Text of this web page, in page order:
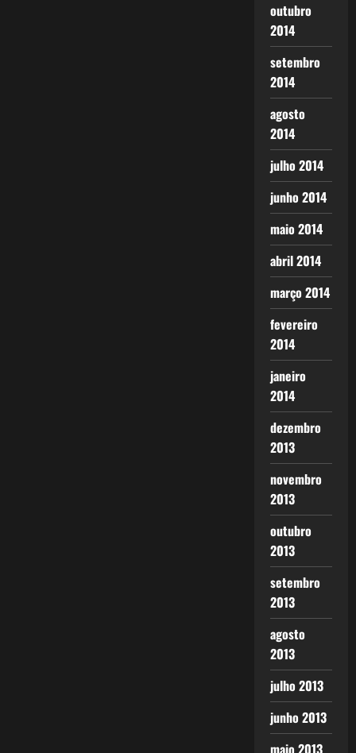
outubro
2014
setembro
2014
agosto
2014
julho 2014
junho 2014
maio 2014
abril 2014
março 2014
fevereiro
2014
janeiro
2014
dezembro
2013
novembro
2013
outubro
2013
setembro
2013
agosto
2013
julho 2013
junho 2013
maio 2013